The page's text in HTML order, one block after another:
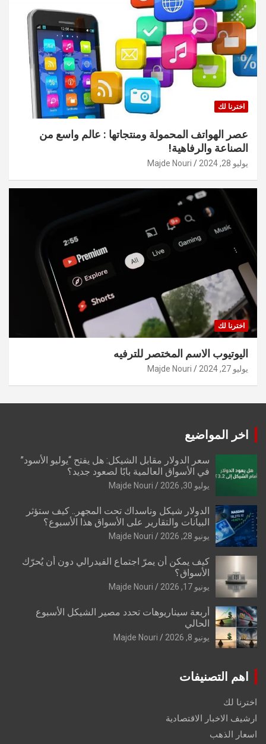
اخترنا لك
عصر الهواتف المحمولة ومنتجاتها : عالم واسع من
الصناعة والرفاهية!
يوليو 28, 2024 Majde Nouri
اخترنا لك
اليوتيوب الاسم المختصر للترفيه
يوليو 27, 2024 Majde Nouri
اخر المواضيع
سعر الدولار مقابل الشيكل: هل يفتح “يوليو الأسود”
في الأسواق العالمية بابًا لصعود جديد؟
يوليو 30, 2026 Majde Nouri
الدولار شيكل وناسداك تحت المجهر.. كيف ستؤثر
البيانات والتقارير على الأسواق هذا الأسبوع؟
يونيو 28, 2026 Majde Nouri
كيف يمكن أن يمرّ اجتماع الفيدرالي دون أن يُحرّك
الأسواق؟
يونيو 17, 2026 Majde Nouri
أربعة سيناريوهات تحدد مصير الشيكل الأسبوع
الحالي
يونيو 8, 2026 Majde Nouri
اهم التصنيفات
اخترنا لك
ارشيف الاخبار الاقتصادية
اسعار الذهب